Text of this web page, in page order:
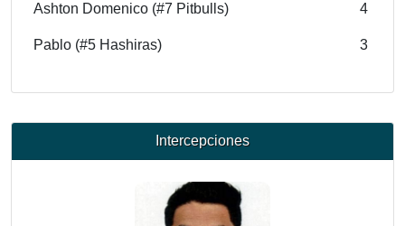
Ashton Domenico (#7 Pitbulls) 4
Pablo (#5 Hashiras) 3
Intercepciones